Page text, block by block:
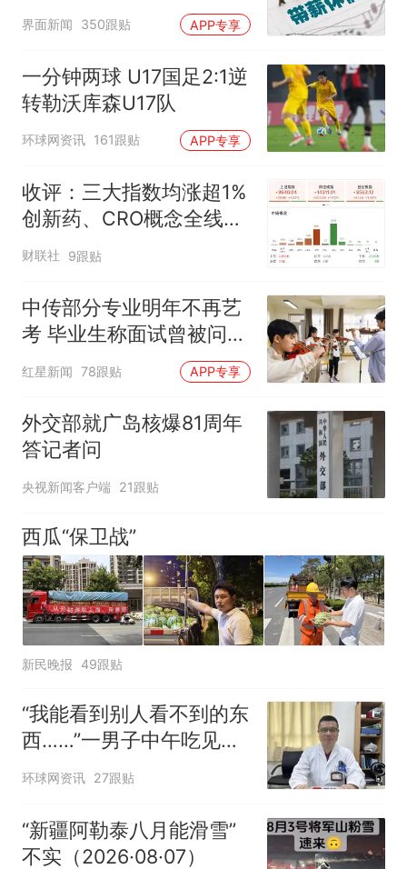
范，待修改后予以印发
界面新闻 350跟贴 APP专享
一分钟两球 U17国足2:1逆
转勒沃库森U17队
环球网资讯 161跟贴 APP专享
收评：三大指数均涨超1%
创新药、CRO概念全线走
强
财联社 9跟贴
中传部分专业明年不再艺
考 毕业生称面试曾被问
“如何策划晚会” 专家：遏
制“艺考捷径化”
红星新闻 78跟贴 APP专享
外交部就广岛核爆81周年
答记者问
央视新闻客户端 21跟贴
西瓜“保卫战”
新民晚报 49跟贴
“我能看到别人看不到的东
西……”一男子中午吃见手
青没事，晚上再吃却出现
环球网资讯 27跟贴
“新疆阿勒泰八月能滑雪”
不实（2026·08·07）